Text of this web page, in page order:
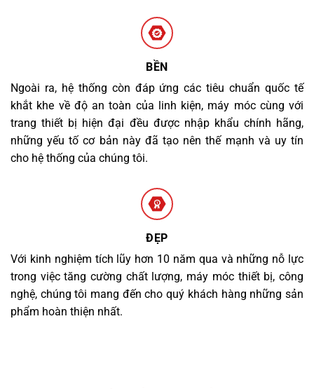
BỀN
Ngoài ra, hệ thống còn đáp ứng các tiêu chuẩn quốc tế
khắt khe về độ an toàn của linh kiện, máy móc cùng với
trang thiết bị hiện đại đều được nhập khẩu chính hãng,
những yếu tố cơ bản này đã tạo nên thế mạnh và uy tín
cho hệ thống của chúng tôi.
ĐẸP
Với kinh nghiệm tích lũy hơn 10 năm qua và những nỗ lực
trong việc tăng cường chất lượng, máy móc thiết bị, công
nghệ, chúng tôi mang đến cho quý khách hàng những sản
phẩm hoàn thiện nhất.